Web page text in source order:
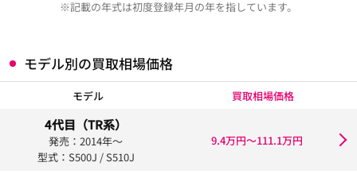
※記載の年式は初度登録年月の年を指しています。
モデル別の買取相場価格
モデル 買取相場価格
4代目（TR系）
発売：2014年〜
型式：S500J / S510J
9.4万円〜111.1万円